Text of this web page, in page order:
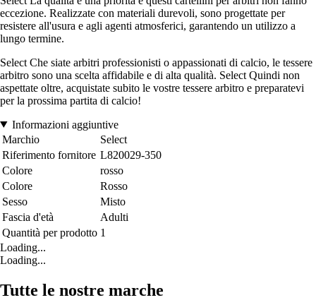
eccezione. Realizzate con materiali durevoli, sono progettate per
resistere all'usura e agli agenti atmosferici, garantendo un utilizzo a
lungo termine.
Select Che siate arbitri professionisti o appassionati di calcio, le tessere
arbitro sono una scelta affidabile e di alta qualità. Select Quindi non
aspettate oltre, acquistate subito le vostre tessere arbitro e preparatevi
per la prossima partita di calcio!
Informazioni aggiuntive
Marchio
Select
Riferimento fornitore L820029-350
Colore
rosso
Colore
Rosso
Sesso
Misto
Fascia d'età
Adulti
Quantità per prodotto 1
Loading...
Loading...
Tutte le nostre marche